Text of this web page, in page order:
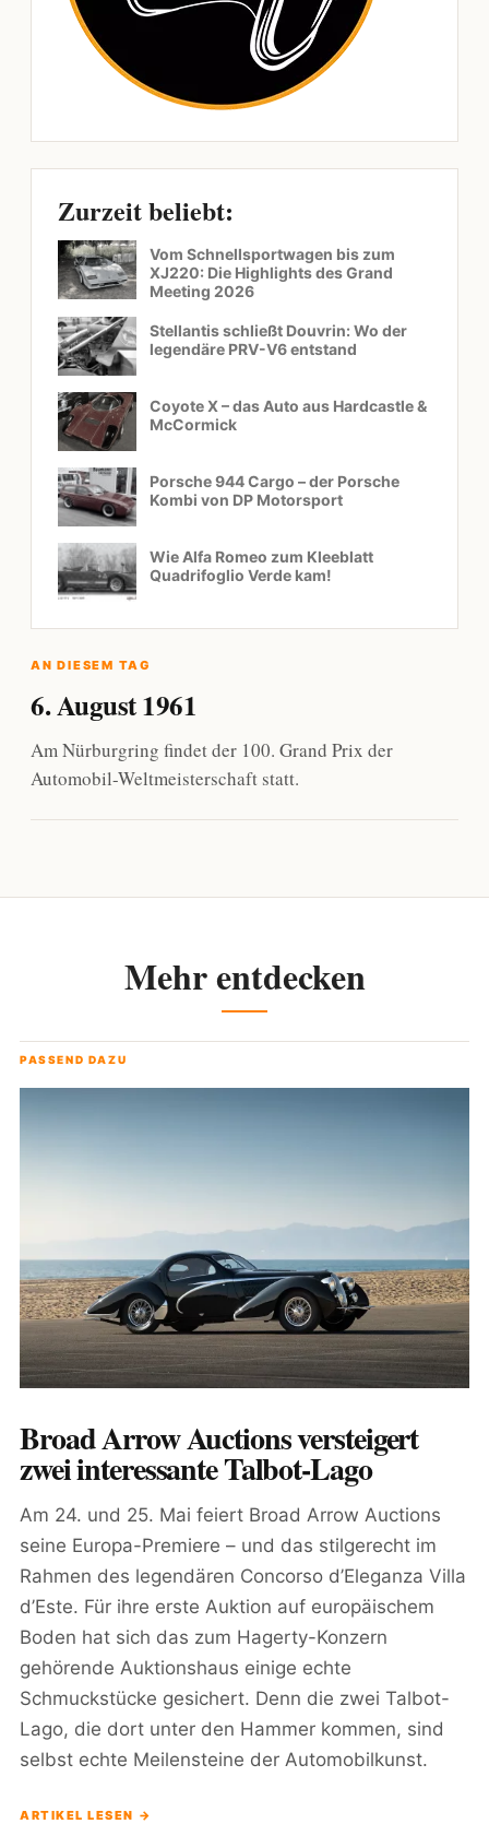
Zurzeit beliebt:
Vom Schnellsportwagen bis zum
XJ220: Die Highlights des Grand
Meeting 2026
Stellantis schließt Douvrin: Wo der
legendäre PRV-V6 entstand
Coyote X – das Auto aus Hardcastle &
McCormick
Porsche 944 Cargo – der Porsche
Kombi von DP Motorsport
Wie Alfa Romeo zum Kleeblatt
Quadrifoglio Verde kam!
AN DIESEM TAG
6. August 1961
Am Nürburgring findet der 100. Grand Prix der
Automobil-Weltmeisterschaft statt.
Mehr entdecken
PASSEND DAZU
Broad Arrow Auctions versteigert
zwei interessante Talbot-Lago
Am 24. und 25. Mai feiert Broad Arrow Auctions
seine Europa-Premiere – und das stilgerecht im
Rahmen des legendären Concorso d’Eleganza Villa
d’Este. Für ihre erste Auktion auf europäischem
Boden hat sich das zum Hagerty-Konzern
gehörende Auktionshaus einige echte
Schmuckstücke gesichert. Denn die zwei Talbot-
Lago, die dort unter den Hammer kommen, sind
selbst echte Meilensteine der Automobilkunst.
ARTIKEL LESEN →